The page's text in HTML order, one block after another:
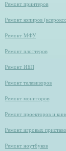
Ремонт принтеров
Ремонт копиров
Ремонт МФУ
Ремонт плоттеров
Ремонт ИБП
Ремонт телевизоров
Ремонт мониторов
Ремонт проекторов и
Ремонт игровых
Ремонт ноутбуков